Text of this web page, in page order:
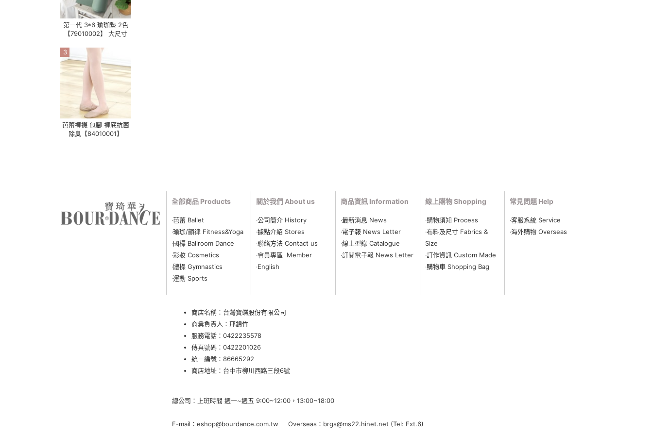
第一代 3*6 瑜珈墊 2色
【79010002】 大尺寸
3
芭蕾褲襪 包腳 褲底抗菌
除臭【84010001】
全部商品 Products
‧芭蕾 Ballet
‧瑜珈/韻律 Fitness&Yoga
‧國標 Ballroom Dance
‧彩妝 Cosmetics
‧體操 Gymnastics
‧運動 Sports
關於我們 About us
‧公司簡介 History
‧據點介紹 Stores
‧聯絡方法 Contact us
‧會員專區 Member
‧English
商品資訊 Information
‧最新消息 News
‧電子報 News Letter
‧線上型錄 Catalogue
‧訂閱電子報 News Letter
線上購物 Shopping
‧購物須知 Process
‧布料及尺寸 Fabrics &
Size
‧訂作資訊 Custom Made
‧購物車 Shopping Bag
常見問題 Help
‧客服系統 Service
‧海外購物 Overseas
商店名稱：台灣寶蝶股份有限公司
商業負責人：邢錦竹
服務電話： 0422235578
傳真號碼：0422201026
統一編號：86665292
商店地址： 台中市柳川西路三段6號
總公司：上班時間 週一~週五 9:00~12:00，13:00~18:00
E-mail：eshop@bourdance.com.tw Overseas：brgs@ms22.hinet.net (Tel: Ext.6)